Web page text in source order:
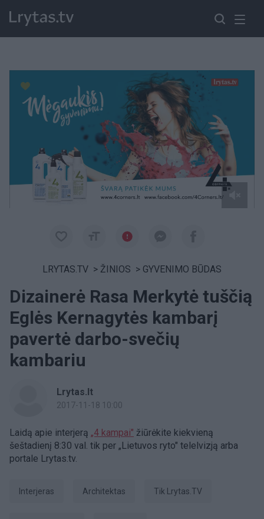
Paremkite Ukrainą
LRYTAS.TV > ŽINIOS > GYVENIMO BŪDAS
Dizainerė Rasa Merkytė tuščią
Eglės Kernagytės kambarį
pavertė darbo-svečių
kambariu
Lrytas.lt
2017-11-18 10:00
Laidą apie interjerą „4 kampai" žiūrėkite kiekvieną
šeštadienį 8:30 val. tik per „Lietuvos ryto" telelvizją arba
portale Lrytas.tv.
Interjeras architektas tik Lrytas.TV